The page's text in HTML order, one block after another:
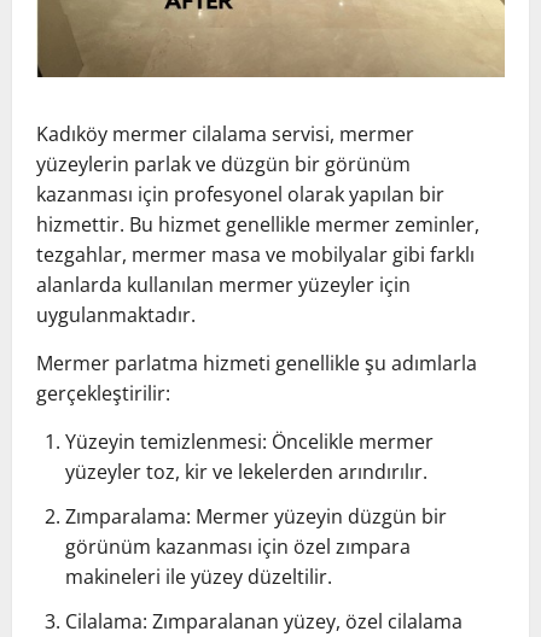
Kadıköy mermer cilalama servisi, mermer
yüzeylerin parlak ve düzgün bir görünüm
kazanması için profesyonel olarak yapılan bir
hizmettir. Bu hizmet genellikle mermer zeminler,
tezgahlar, mermer masa ve mobilyalar gibi farklı
alanlarda kullanılan mermer yüzeyler için
uygulanmaktadır.
Mermer parlatma hizmeti genellikle şu adımlarla
gerçekleştirilir:
Yüzeyin temizlenmesi: Öncelikle mermer
yüzeyler toz, kir ve lekelerden arındırılır.
Zımparalama: Mermer yüzeyin düzgün bir
görünüm kazanması için özel zımpara
makineleri ile yüzey düzeltilir.
Cilalama: Zımparalanan yüzey, özel cilalama